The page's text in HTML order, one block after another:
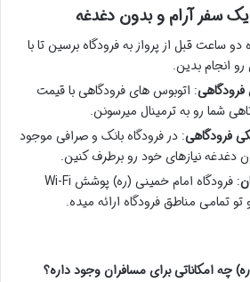
سفر آرام و بدون دغدغه
دو ساعت قبل از پرواز به فرودگاه برسین تا با
انجام بدین.
: اتوبوس های فرودگاهی با قیمت
شما رو به ترمینال میرسونن.
فرودگاهی: در فرودگاه بانک و صرافی موجود
دغدغه نیازهای خود رو برطرف کنین.
: فرودگاه امام خمینی (ره) پوشش Wi-Fi
تو تمامی مناطق فرودگاه ارائه میده.